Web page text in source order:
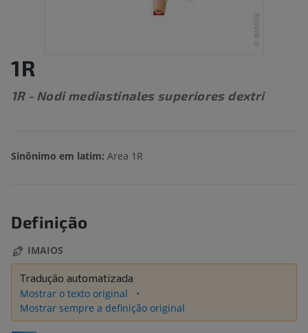
1R
1R - Nodi mediastinales superiores dextri
Sinônimo em latim: Area 1R
Definição
IMAIOS
Tradução automatizada
Mostrar o texto original
Mostrar sempre a definição original